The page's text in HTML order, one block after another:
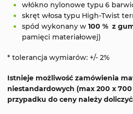
włókno nylonowe typu 6
skręt włosa typu High-Twist
spód wykonany w 100 % z
pamięci materiałowej)
* tolerancja wymiarów: +/- 2%
Istnieje możliwość zamówienia
niestandardowych (max 200 x
przypadku do ceny należy